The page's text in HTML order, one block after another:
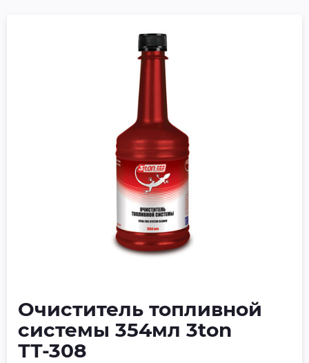
Очиститель топливной
системы 354мл 3ton
ТТ-308